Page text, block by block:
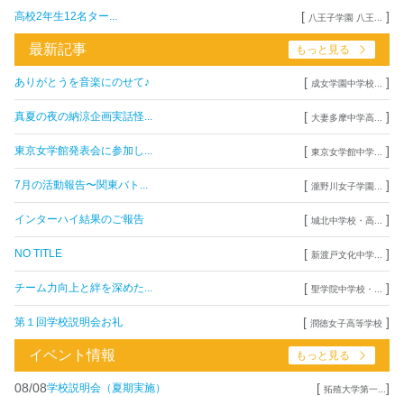
高校2年生12名ター... [ 八王子学園 八王... ]
最新記事 もっと見る
ありがとうを音楽にのせて♪ [ 成女学園中学校... ]
真夏の夜の納涼企画実話怪... [ 大妻多摩中学高... ]
東京女学館発表会に参加し... [ 東京女学館中学... ]
7月の活動報告〜関東バト... [ 瀧野川女子学園... ]
インターハイ結果のご報告 [ 城北中学校・高... ]
NO TITLE [ 新渡戸文化中学... ]
チーム力向上と絆を深めた... [ 聖学院中学校・... ]
第１回学校説明会お礼 [ 潤徳女子高等学校 ]
イベント情報 もっと見る
08/08学校説明会（夏期実施） [ 拓殖大学第一... ]